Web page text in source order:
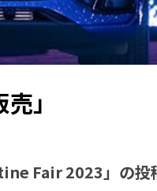
」
Fair 2023」の投